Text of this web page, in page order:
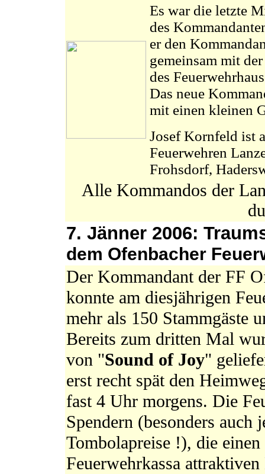
Es war die letzte
des
er den
gemeinsam mit
des
Das neue
mit einen kleinen
Josef Kornfeld ist
Feuerwehren
Frohsdorf,
Alle Kommandos der
7. Jänner 2006:
dem Ofenbacher
Der Kommandant der FF
konnte am diesjährigen
mehr als 150 Stammgäste
Bereits zum dritten Mal
von "Sound of Joy"
erst recht spät den
fast 4 Uhr morgens. Die
Spendern (besonders auch
Tombolapreise !), die
Feuerwehrkassa